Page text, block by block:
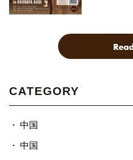
CATEGORY
中国
中国